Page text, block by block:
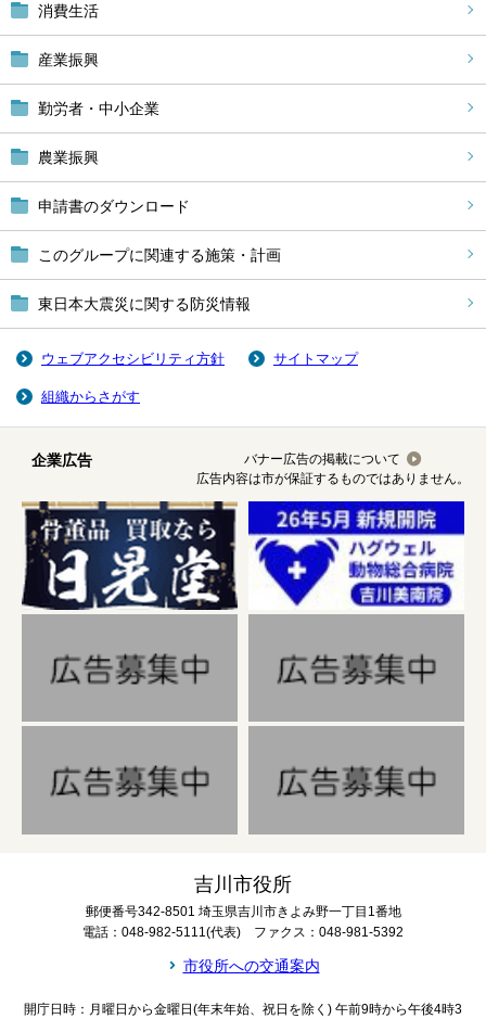
消費生活
産業振興
勤労者・中小企業
農業振興
申請書のダウンロード
このグループに関連する施策・計画
東日本大震災に関する防災情報
ウェブアクセシビリティ方針 サイトマップ
組織からさがす
企業広告
バナー広告の掲載について
広告内容は市が保証するものではありません。
吉川市役所
郵便番号342-8501 埼玉県吉川市きよみ野一丁目1番地
電話：048-982-5111(代表) ファクス：048-981-5392
市役所への交通案内
開庁日時：月曜日から金曜日(年末年始、祝日を除く) 午前9時から午後4時3